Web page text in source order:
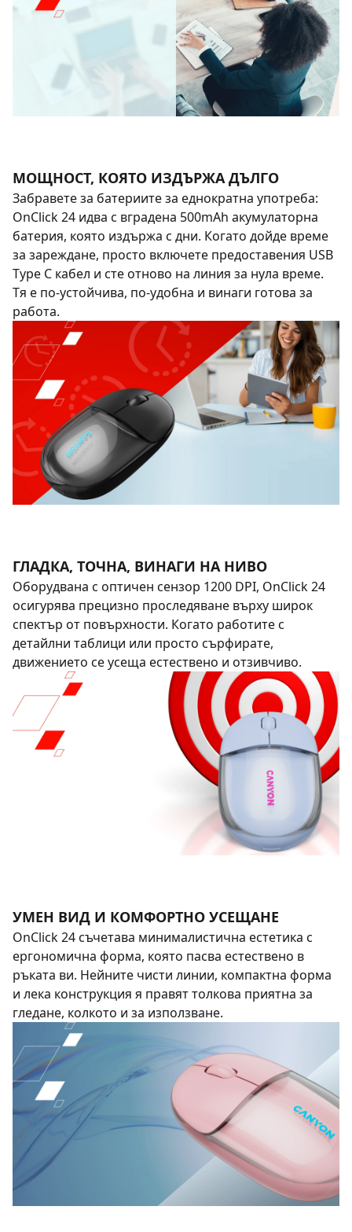
МОЩНОСТ, КОЯТО ИЗДЪРЖА ДЪЛГО
Забравете за батериите за еднократна употреба:
OnClick 24 идва с вградена 500mAh акумулаторна
батерия, която издържа с дни. Когато дойде време
за зареждане, просто включете предоставения USB
Type C кабел и сте отново на линия за нула време.
Тя е по-устойчива, по-удобна и винаги готова за
работа.
ГЛАДКА, ТОЧНА, ВИНАГИ НА НИВО
Оборудвана с оптичен сензор 1200 DPI, OnClick 24
осигурява прецизно проследяване върху широк
спектър от повърхности. Когато работите с
детайлни таблици или просто сърфирате,
движението се усеща естествено и отзивчиво.
УМЕН ВИД И КОМФОРТНО УСЕЩАНЕ
OnClick 24 съчетава минималистична естетика с
ергономична форма, която пасва естествено в
ръката ви. Нейните чисти линии, компактна форма
и лека конструкция я правят толкова приятна за
гледане, колкото и за използване.